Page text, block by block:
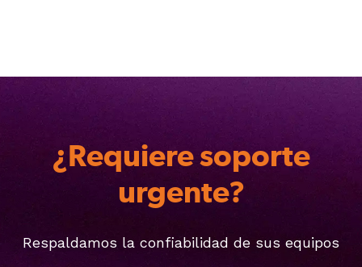
¿Requiere soporte
urgente?
Respaldamos la confiabilidad de sus equipos